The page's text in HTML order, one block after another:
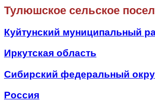
Тулюшское сельское
Куйтунский муниципальный
Иркутская область
Сибирский федеральный
Россия